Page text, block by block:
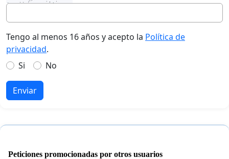
Tengo al menos 16 años y acepto la Política de
privacidad.
Si
No
Enviar
Peticiones promocionadas por otros usuarios